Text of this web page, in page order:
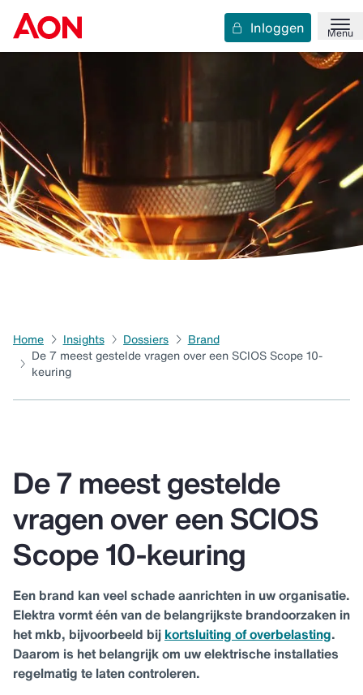
Menu
Inloggen
Home Insights Dossiers
Brand
De 7 meest gestelde vragen over een SCIOS Scope 10-
keuring
De 7 meest gestelde
vragen over een SCIOS
Scope 10-keuring
Een brand kan veel schade aanrichten in uw organisatie.
Elektra vormt één van de belangrijkste brandoorzaken in
het mkb, bijvoorbeeld bij kortsluiting of overbelasting.
Daarom is het belangrijk om uw elektrische installaties
regelmatig te laten controleren.